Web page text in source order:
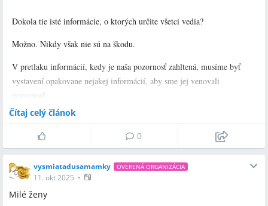
Dokola tie isté informácie, o ktorých určite všetci vedia?
Možno. Nikdy však nie sú na škodu.
V pretlaku informácií, kedy je naša pozornosť zahltená, musíme byť
vystavení opakovane nejakej informácií, aby sme jej venovali
pozornosť.
Ak by sme mali vypichnúť informácie, ktoré sú naozaj pre ženy po
pôrode kľúčové, boli by to tieto:
intenzívne, že menia nielen našu dušu, ale aj telo. Častokrát je to len
dočasné no popritom to vie byť aj prekvapivé.
na úrovni nášho tela, a tak si doprajme súcit a čas na to, aby sa všetky
Čítaj celý článok
0
vysmiatadusamamky OVERENÁ ORGANIZÁCIA
11. okt 2025 •
Milé ženy